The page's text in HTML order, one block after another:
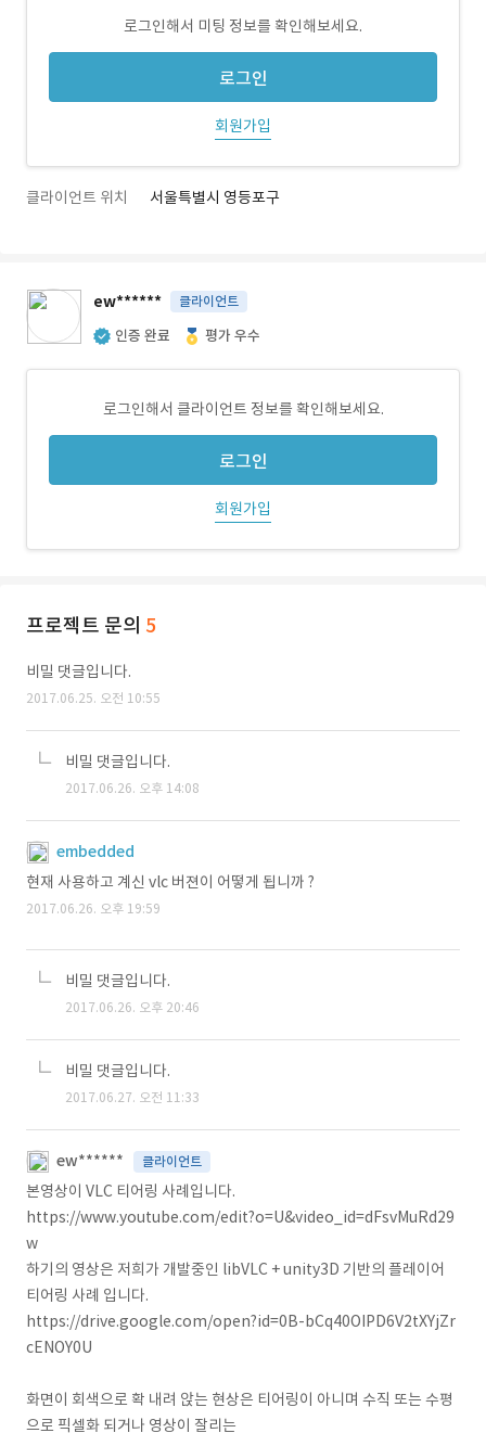
로그인해서 미팅 정보를 확인해보세요.
로그인
회원가입
클라이언트 위치 서울특별시 영등포구
ew****** 클라이언트
인증 완료 평가 우수
로그인해서 클라이언트 정보를 확인해보세요.
로그인
회원가입
프로젝트 문의 5
비밀 댓글입니다.
2017.06.25. 오전 10:55
비밀 댓글입니다.
2017.06.26. 오후 14:08
embedded
현재 사용하고 계신 vlc 버젼이 어떻게 됩니까 ?
2017.06.26. 오후 19:59
비밀 댓글입니다.
2017.06.26. 오후 20:46
비밀 댓글입니다.
2017.06.27. 오전 11:33
ew****** 클라이언트
본영상이 VLC 티어링 사례입니다.
https://www.youtube.com/edit?o=U&video_id=dFsvMuRd29
w
하기의 영상은 저희가 개발중인 libVLC + unity3D 기반의 플레이어
티어링 사례 입니다.
https://drive.google.com/open?id=0B-bCq40OIPD6V2tXYjZr
cENOY0U
화면이 회색으로 확 내려 앉는 현상은 티어링이 아니며 수직 또는 수평
으로 픽셀화 되거나 영상이 잘리는